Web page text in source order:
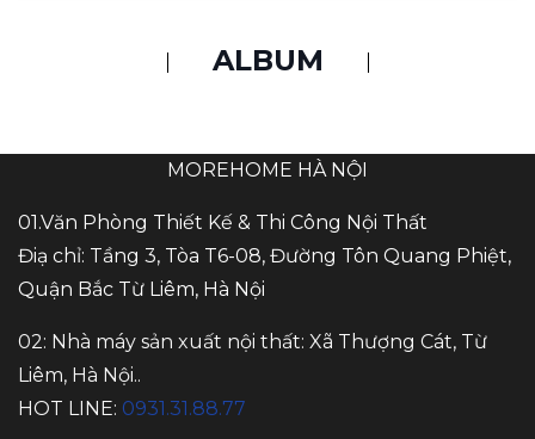
ALBUM
MOREHOME HÀ NỘI
01.Văn Phòng Thiết Kế & Thi Công Nội Thất
Điạ chỉ: Tầng 3, Tòa T6-08, Đường Tôn Quang Phiệt,
Quận Bắc Từ Liêm, Hà Nội
02: Nhà máy sản xuất nội thất: Xã Thượng Cát, Từ
Liêm, Hà Nội..
HOT LINE: 0931.31.88.77